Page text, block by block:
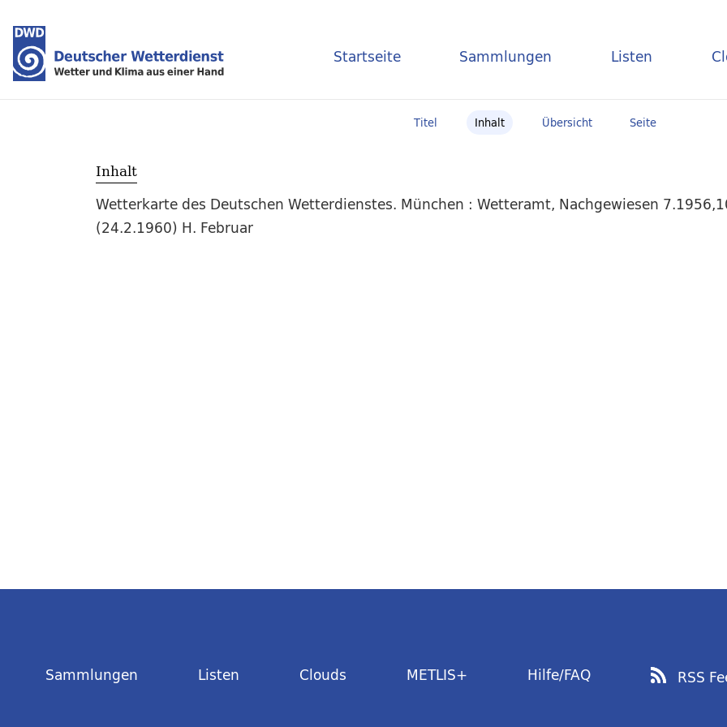
Startseite Sammlungen Listen
Titel Inhalt Übersicht Seite
Inhalt
Wetterkarte des Deutschen Wetterdienstes. München : Wetteramt, Nachgewiesen
(24.2.1960) H. Februar
Sammlungen Listen Clouds METLIS+ Hilfe/FAQ RSS